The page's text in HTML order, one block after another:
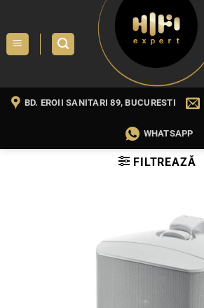
content
BD. EROII SANITARI 89, BUCURESTI
WHATSAPP
FILTREAZĂ